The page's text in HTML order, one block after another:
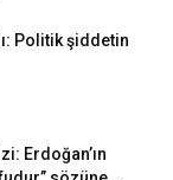
Politik şiddetin
Erdoğan’ın